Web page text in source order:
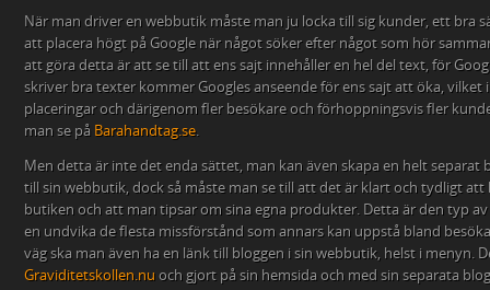
När man driver en webbutik måste man ju locka till sig kunder, ett bra
att placera högt på Google när något söker efter något som hör
att göra detta är att se till att ens sajt innehåller en hel del text, för
skriver bra texter kommer Googles anseende för ens sajt att öka, vilket
placeringar och därigenom fler besökare och förhoppningsvis fler
man se på Barahandtag.se.
Men detta är inte det enda sättet, man kan även skapa en helt separat
till sin webbutik, dock så måste man se till att det är klart och tydligt
butiken och att man tipsar om sina egna produkter. Detta är den typ
en undvika de flesta missförstånd som annars kan uppstå bland
väg ska man även ha en länk till bloggen i sin webbutik, helst i menyn.
Graviditetskollen.nu och gjort på sin hemsida och med sin separata